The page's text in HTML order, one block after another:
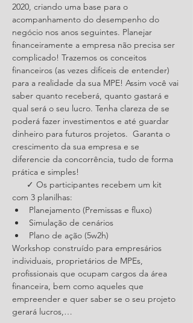
2020, criando uma base para o
acompanhamento do desempenho do
negócio nos anos seguintes. Planejar
financeiramente a empresa não precisa ser
complicado! Trazemos os conceitos
financeiros (as vezes difíceis de entender)
para a realidade da sua MPE! Assim você vai
saber quanto receberá, quanto gastará e
qual será o seu lucro. Tenha clareza de se
poderá fazer investimentos e até guardar
dinheiro para futuros projetos.  Garanta o
crescimento da sua empresa e se
diferencie da concorrência, tudo de forma
Plano de ação (5w2h)
Workshop construído para empresários
individuais, proprietários de MPEs,
profissionais que ocupam cargos da área
financeira, bem como aqueles que
empreender e quer saber se o seu projeto
gerará lucros,…